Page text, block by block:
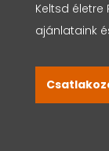
Keltsd életre
ajánlataink